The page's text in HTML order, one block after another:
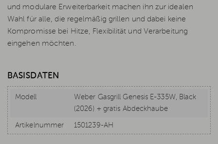
und modulare Erweiterbarkeit machen ihn zur idealen
Wahl für alle, die regelmäßig grillen und dabei keine
Kompromisse bei Hitze, Flexibilität und Verarbeitung
eingehen möchten.
BASISDATEN
Modell
Weber Gasgrill Genesis E-335W, Black
(2026) + gratis Abdeckhaube
Artikelnummer 1501239-AH